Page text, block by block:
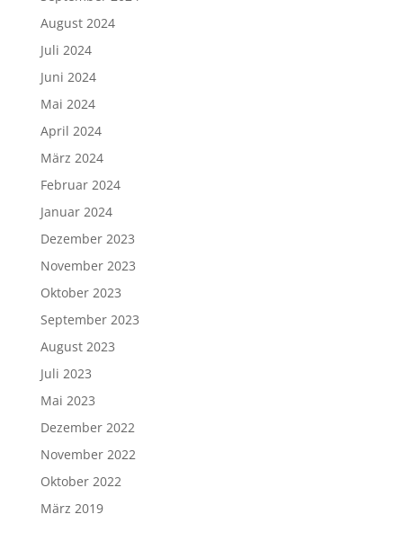
August 2024
Juli 2024
Juni 2024
Mai 2024
April 2024
März 2024
Februar 2024
Januar 2024
Dezember 2023
November 2023
Oktober 2023
September 2023
August 2023
Juli 2023
Mai 2023
Dezember 2022
November 2022
Oktober 2022
März 2019